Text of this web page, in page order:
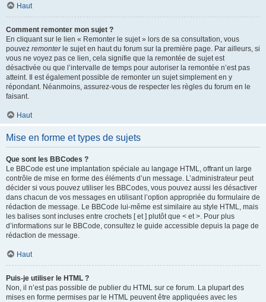
Haut
Comment remonter mon sujet ?
En cliquant sur le lien « Remonter le sujet » lors de sa consultation, vous
pouvez remonterle sujet en haut du forum sur la première page. Par ailleurs, si
vous ne voyez pas ce lien, cela signifie que la remontée de sujet est
désactivée ou que l’intervalle de temps pour autoriser la remontée n’est pas
atteint. Il est également possible de remonter un sujet simplement en y
répondant. Néanmoins, assurez-vous de respecter les règles du forum en le
faisant.
Haut
Mise en forme et types de sujets
Que sont les BBCodes ?
Le BBCode est une implantation spéciale au langage HTML, offrant un large
contrôle de mise en forme des éléments d’un message. L’administrateur peut
décider si vous pouvez utiliser les BBCodes, vous pouvez aussi les désactiver
dans chacun de vos messages en utilisant l’option appropriée du formulaire de
rédaction de message. Le BBCode lui-même est similaire au style HTML, mais
les balises sont incluses entre crochets [ et ] plutôt que < et >. Pour plus
d’informations sur le BBCode, consultez le guide accessible depuis la page de
rédaction de message.
Haut
Puis-je utiliser le HTML ?
Non, il n’est pas possible de publier du HTML sur ce forum. La plupart des
mises en forme permises par le HTML peuvent être appliquées avec les